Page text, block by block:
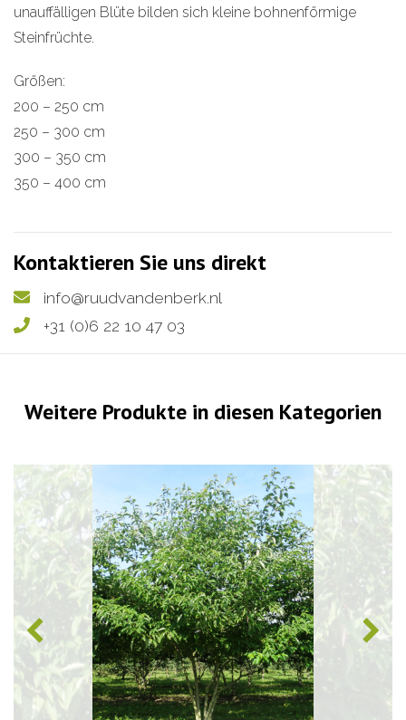
unauffälligen Blüte bilden sich kleine bohnenförmige
Steinfrüchte.
Größen:
200 – 250 cm
250 – 300 cm
300 – 350 cm
350 – 400 cm
Kontaktieren Sie uns direkt
info@ruudvandenberk.nl
+31 (0)6 22 10 47 03
Weitere Produkte in diesen Kategorien